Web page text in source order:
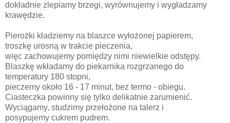
dokładnie zlepiamy brzegi, wyrównujemy i wygładzamy
krawędzie.
Pierożki kładziemy na blaszce wyłożonej papierem,
troszkę urosną w trakcie pieczenia,
więc zachowujemy pomiędzy nimi niewielkie odstępy.
Blaszkę wkładamy do piekarnika rozgrzanego do
temperatury 180 stopni,
pieczemy około 16 - 17 minut, bez termo - obiegu.
Ciasteczka powinny się tylko delikatnie zarumienić.
Wyciągamy, studzimy przełożone na talerz i
posypujemy cukrem pudrem.